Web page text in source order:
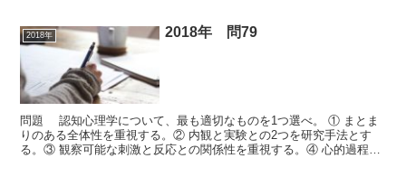
2018年 2018年 問79
問題 認知心理学について、最も適切なものを1つ選べ。 ① まとま
りのある全体性を重視する。② 内観と実験との2つを研究手法とす
る。③ 観察可能な刺激と反応との関係性を重視する。④ 心的過程は